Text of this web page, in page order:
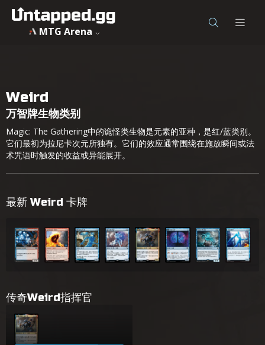
MTG Arena
Weird
万智牌生物类别
Magic: The Gathering中的诡怪类生物是元素的亚种，是红/蓝类别。
它们最初为拉尼卡次元所独有。它们的效应通常围绕在施放瞬间或法
术咒语时触发的收益或异能展开。
最新 Weird 卡牌
Frostburn Weird咒润怪奇 流电样本 蒸气核学者 重铸研究员梅列克遭囚怪奇 // 完化成体
水诡 咒返怪奇
传奇Weird指挥官
重铸研究员梅列克